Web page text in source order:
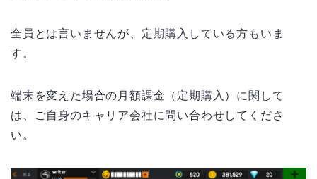
全員とは言いませんが、定期購入している方もいま
す。
端末を変えた場合の月額課金（定期購入）に関して
は、ご自身のキャリア会社に問い合わせしてくださ
い。